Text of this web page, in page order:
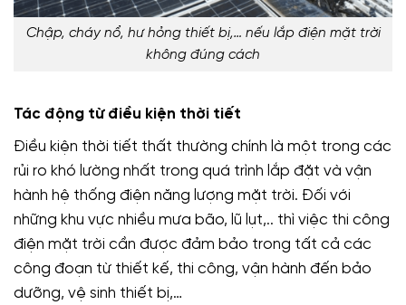
Chập, cháy nổ, hư hỏng thiết bị,… nếu lắp điện mặt trời
không đúng cách
Tác động từ điều kiện thời tiết
Điều kiện thời tiết thất thường chính là một trong các
rủi ro khó lường nhất trong quá trình lắp đặt và vận
hành hệ thống điện năng lượng mặt trời. Đối với
những khu vực nhiều mưa bão, lũ lụt,.. thì việc thi công
điện mặt trời cần được đảm bảo trong tất cả các
công đoạn từ thiết kế, thi công, vận hành đến bảo
dưỡng, vệ sinh thiết bị,…